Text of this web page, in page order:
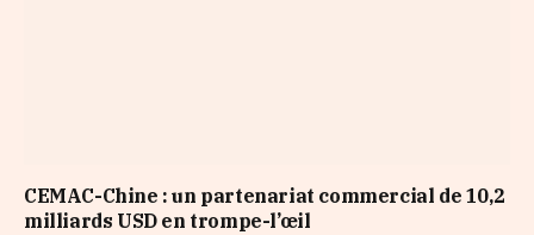
CEMAC-Chine : un partenariat commercial de 10,2
milliards USD en trompe-l’œil